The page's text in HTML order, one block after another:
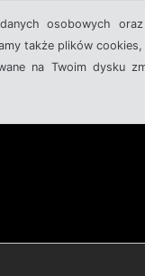
osobowych
także plików cookies,
na Twoim dysku